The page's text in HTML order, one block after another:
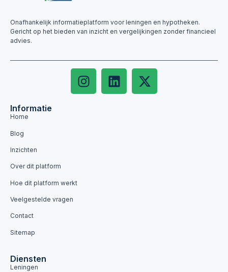
Onafhankelijk informatieplatform voor leningen en hypotheken.
Gericht op het bieden van inzicht en vergelijkingen zonder financieel
advies.
Informatie
Home
Blog
Inzichten
Over dit platform
Hoe dit platform werkt
Veelgestelde vragen
Contact
Sitemap
Diensten
Leningen